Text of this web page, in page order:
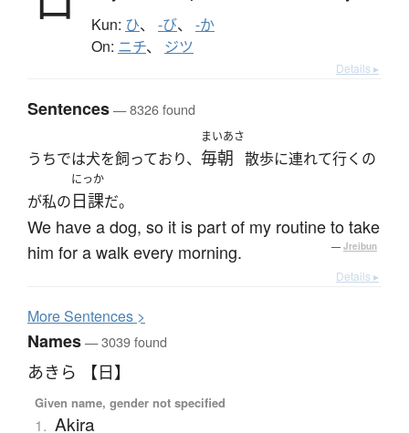
Kun: ひ、 -び、 -か
On: ニチ、 ジツ
Details ▸
Sentences— 8326 found
うちでは犬を飼っており、
まいあさ
毎朝 散歩に連れて行くの
が私の
にっか
日課だ。
We have a dog, so it is part of my routine to take
him for a walk every morning.
— Jreibun
Details ▸
MoreSentences >
Names— 3039 found
あきら 【日】
Given name, gender not specified
1. Akira